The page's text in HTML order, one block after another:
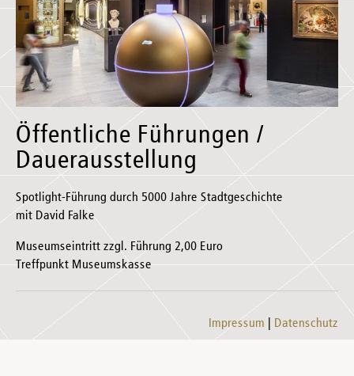
Öffentliche Führungen /
Dauerausstellung
Spotlight-Führung durch 5000 Jahre Stadtgeschichte
mit David Falke
Museumseintritt zzgl. Führung 2,00 Euro
Treffpunkt Museumskasse
Impressum Datenschutz